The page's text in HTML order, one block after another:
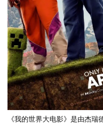
《我的世界大电影》是由杰瑞